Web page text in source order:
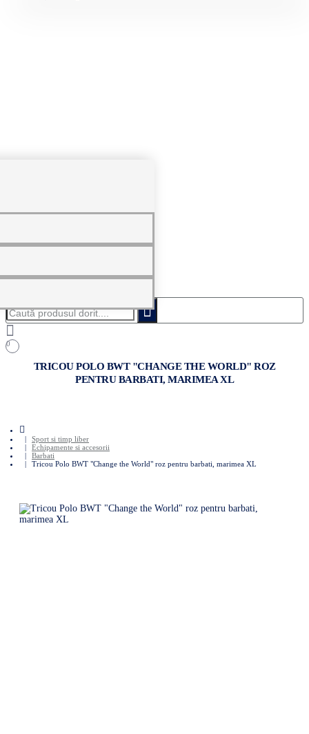
produsul
dorit....
0
TRICOU POLO BWT "CHANGE THE WORLD" ROZ
PENTRU BARBATI, MARIMEA XL
Sport si timp liber
Echipamente si accesorii
Barbati
Tricou Polo BWT "Change the World" roz pentru barbati, marimea XL